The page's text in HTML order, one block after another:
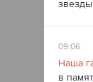
09:06
Наша
в